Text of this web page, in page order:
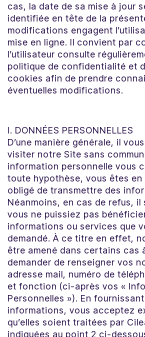
cas, la date de sa mise à jour
identifiée en tête de la
modifications engagent
mise en ligne. Il convient par
l’utilisateur consulte
politique de confidentialité et
cookies afin de prendre
éventuelles modifications.
I. DONNÉES PERSONNELLES
D’une manière générale, il
visiter notre Site sans
information personnelle vous
toute hypothèse, vous êtes en
obligé de transmettre des
Néanmoins, en cas de refus, il
vous ne puissiez pas
informations ou services que
demandé. À ce titre en effet,
être amené dans certains cas
demander de renseigner vos
adresse mail, numéro de
et fonction (ci-après vos «
Personnelles »). En
informations, vous acceptez
qu’elles soient traitées par
indiquées au point 2 ci-